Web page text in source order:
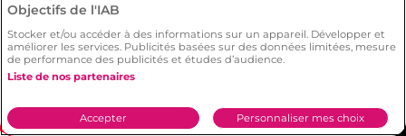
Objectifs de l'IAB
Stocker et/ou accéder à des informations sur un appareil. Développer et
améliorer les services. Publicités basées sur des données limitées, mesure
de performance des publicités et études d’audience.
Liste de nos partenaires
Personnaliser mes choix
Accepter